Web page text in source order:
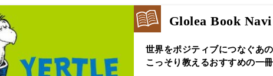
Glolea Book
世界をポジティブにつなぐあの
こっそり教えるおすすめの一冊